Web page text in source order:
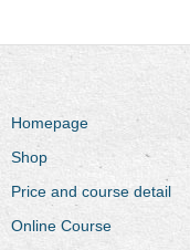
Homepage
Shop
Price and course detail
Online Course